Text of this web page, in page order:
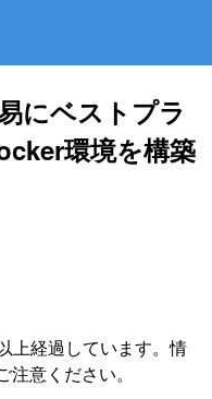
にベストプラ
環境を構築
上経過しています。情
意ください。